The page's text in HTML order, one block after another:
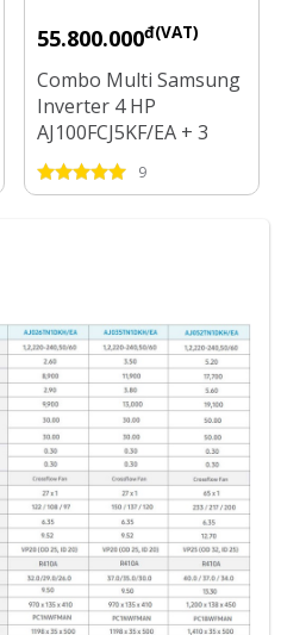
55.800.000đ(VAT)
Combo Multi Samsung
Inverter 4 HP
AJ100FCJ5KF/EA + 3
Dàn Lạnh 1 HP - 1.5 HP
- 2.5 HP
9